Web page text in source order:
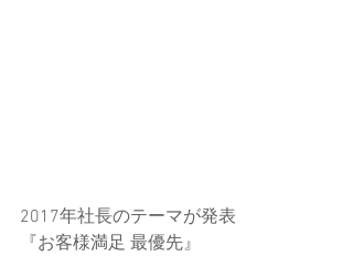
2017年社長のテーマが発表
『お客様満足 最優先』